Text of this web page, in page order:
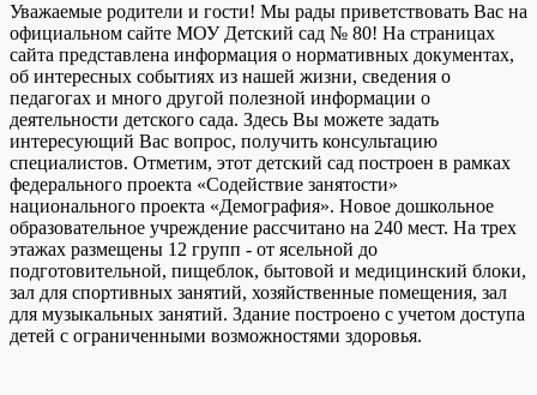
Уважаемые родители и гости! Мы рады приветствовать Вас на
официальном сайте МОУ Детский сад № 80! На страницах
сайта представлена информация о нормативных документах,
об интересных событиях из нашей жизни, сведения о
педагогах и много другой полезной информации о
деятельности детского сада. Здесь Вы можете задать
интересующий Вас вопрос, получить консультацию
специалистов. Отметим, этот детский сад построен в рамках
федерального проекта «Содействие занятости»
национального проекта «Демография». Новое дошкольное
образовательное учреждение рассчитано на 240 мест. На трех
этажах размещены 12 групп - от ясельной до
подготовительной, пищеблок, бытовой и медицинский блоки,
зал для спортивных занятий, хозяйственные помещения, зал
для музыкальных занятий. Здание построено с учетом доступа
детей с ограниченными возможностями здоровья.